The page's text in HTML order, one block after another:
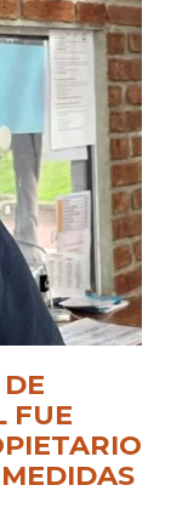
FUE